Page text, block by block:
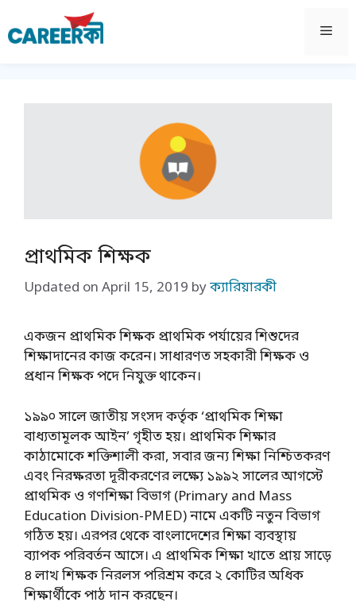
to
content
প্রাথমিক শিক্ষক
Updated on April 15, 2019 byক্যারিয়ারকী
একজন প্রাথমিক শিক্ষক প্রাথমিক পর্যায়ের শিশুদের
শিক্ষাদানের কাজ করেন। সাধারণত সহকারী শিক্ষক ও
প্রধান শিক্ষক পদে নিযুক্ত থাকেন।
১৯৯০ সালে জাতীয় সংসদ কর্তৃক ‘প্রাথমিক শিক্ষা
বাধ্যতামূলক আইন’ গৃহীত হয়। প্রাথমিক শিক্ষার
কাঠামোকে শক্তিশালী করা, সবার জন্য শিক্ষা নিশ্চিতকরণ
এবং নিরক্ষরতা দূরীকরণের লক্ষ্যে ১৯৯২ সালের আগস্টে
প্রাথমিক ও গণশিক্ষা বিভাগ (Primary and Mass
Education Division-PMED) নামে একটি নতুন বিভাগ
গঠিত হয়। এরপর থেকে বাংলাদেশের শিক্ষা ব্যবস্থায়
ব্যাপক পরিবর্তন আসে। এ প্রাথমিক শিক্ষা খাতে প্রায় সাড়ে
৪ লাখ শিক্ষক নিরলস পরিশ্রম করে ২ কোটির অধিক
শিক্ষার্থীকে পাঠ দান করছেন।